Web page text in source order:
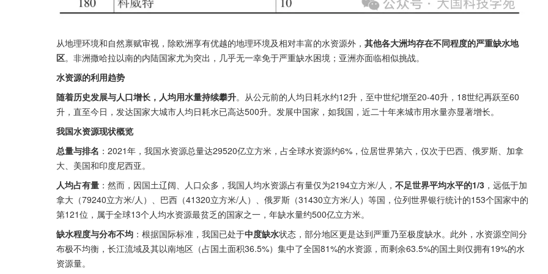
从地理环境和自然禀赋审视，除欧洲享有优越的地理环境及相对丰富的水资源外， 其他各大洲均存在不同程度的严重缺水地
区。非洲撒哈拉以南的内陆国家尤为突出，几乎无一幸免于严重缺水困境；亚洲亦面临相似挑战。
水资源的利用趋势
随着历史发展与人口增长，人均用水量持续攀升。从公元前的人均日耗水约12升，至中世纪增至20-40升，18世纪再跃至60
升，直至今日，发达国家大城市人均日耗水已高达500升。发展中国家，如我国，近二十年来城市用水量亦显著增长。
我国水资源现状概览
总量与排名 ：2021年，我国水资源总量达29520亿立方米，占全球水资源约6%，位居世界第六，仅次于巴西、俄罗斯、加拿
大、美国和印度尼西亚。
人均占有量 ：然而，因国土辽阔、人口众多，我国人均水资源占有量仅为2194立方米/人， 不足世界平均水平的1/3 ，远低于加
拿大（79240立方米/人）、巴西（41320立方米/人）、俄罗斯（31430立方米/人）等国，位列世界银行统计的153个国家中的
第121位，属于全球13个人均水资源最贫乏的国家之一，年缺水量约500亿立方米。
缺水程度与分布不均 ：根据国际标准，我国已处于中度缺水状态，部分地区更是达到严重乃至极度缺水。此外，水资源空间分
布极不均衡，长江流域及其以南地区（占国土面积36.5%）集中了全国81%的水资源，而剩余63.5%的国土则仅拥有19%的水
资源量。